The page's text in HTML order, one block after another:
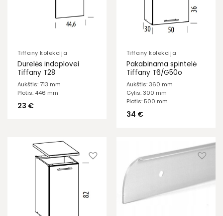
Tiffany kolekcija
Durelės indaplovei
Tiffany T28
Aukštis: 713 mm
Plotis: 446 mm
23 €
Tiffany kolekcija
Pakabinama spintelė
Tiffany T6/G50o
Aukštis: 360 mm
Gylis: 300 mm
Plotis: 500 mm
34 €